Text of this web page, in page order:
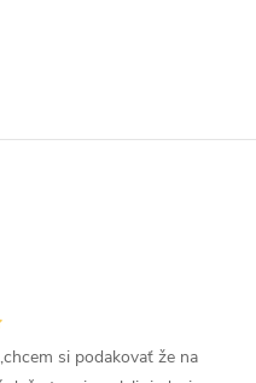
si podakovať že na